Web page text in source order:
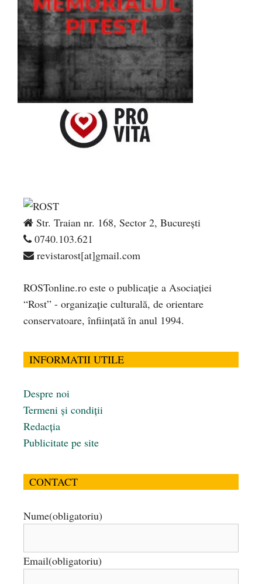
Str. Traian nr. 168, Sector 2, București
0740.103.621
revistarost[at]gmail.com
ROSTonline.ro este o publicaţie a Asociaţiei
“Rost” - organizaţie culturală, de orientare
conservatoare, înfiinţată în anul 1994.
INFORMATII UTILE
Despre noi
Termeni și condiții
Redacția
Publicitate pe site
CONTACT
Nume(obligatoriu)
Email(obligatoriu)